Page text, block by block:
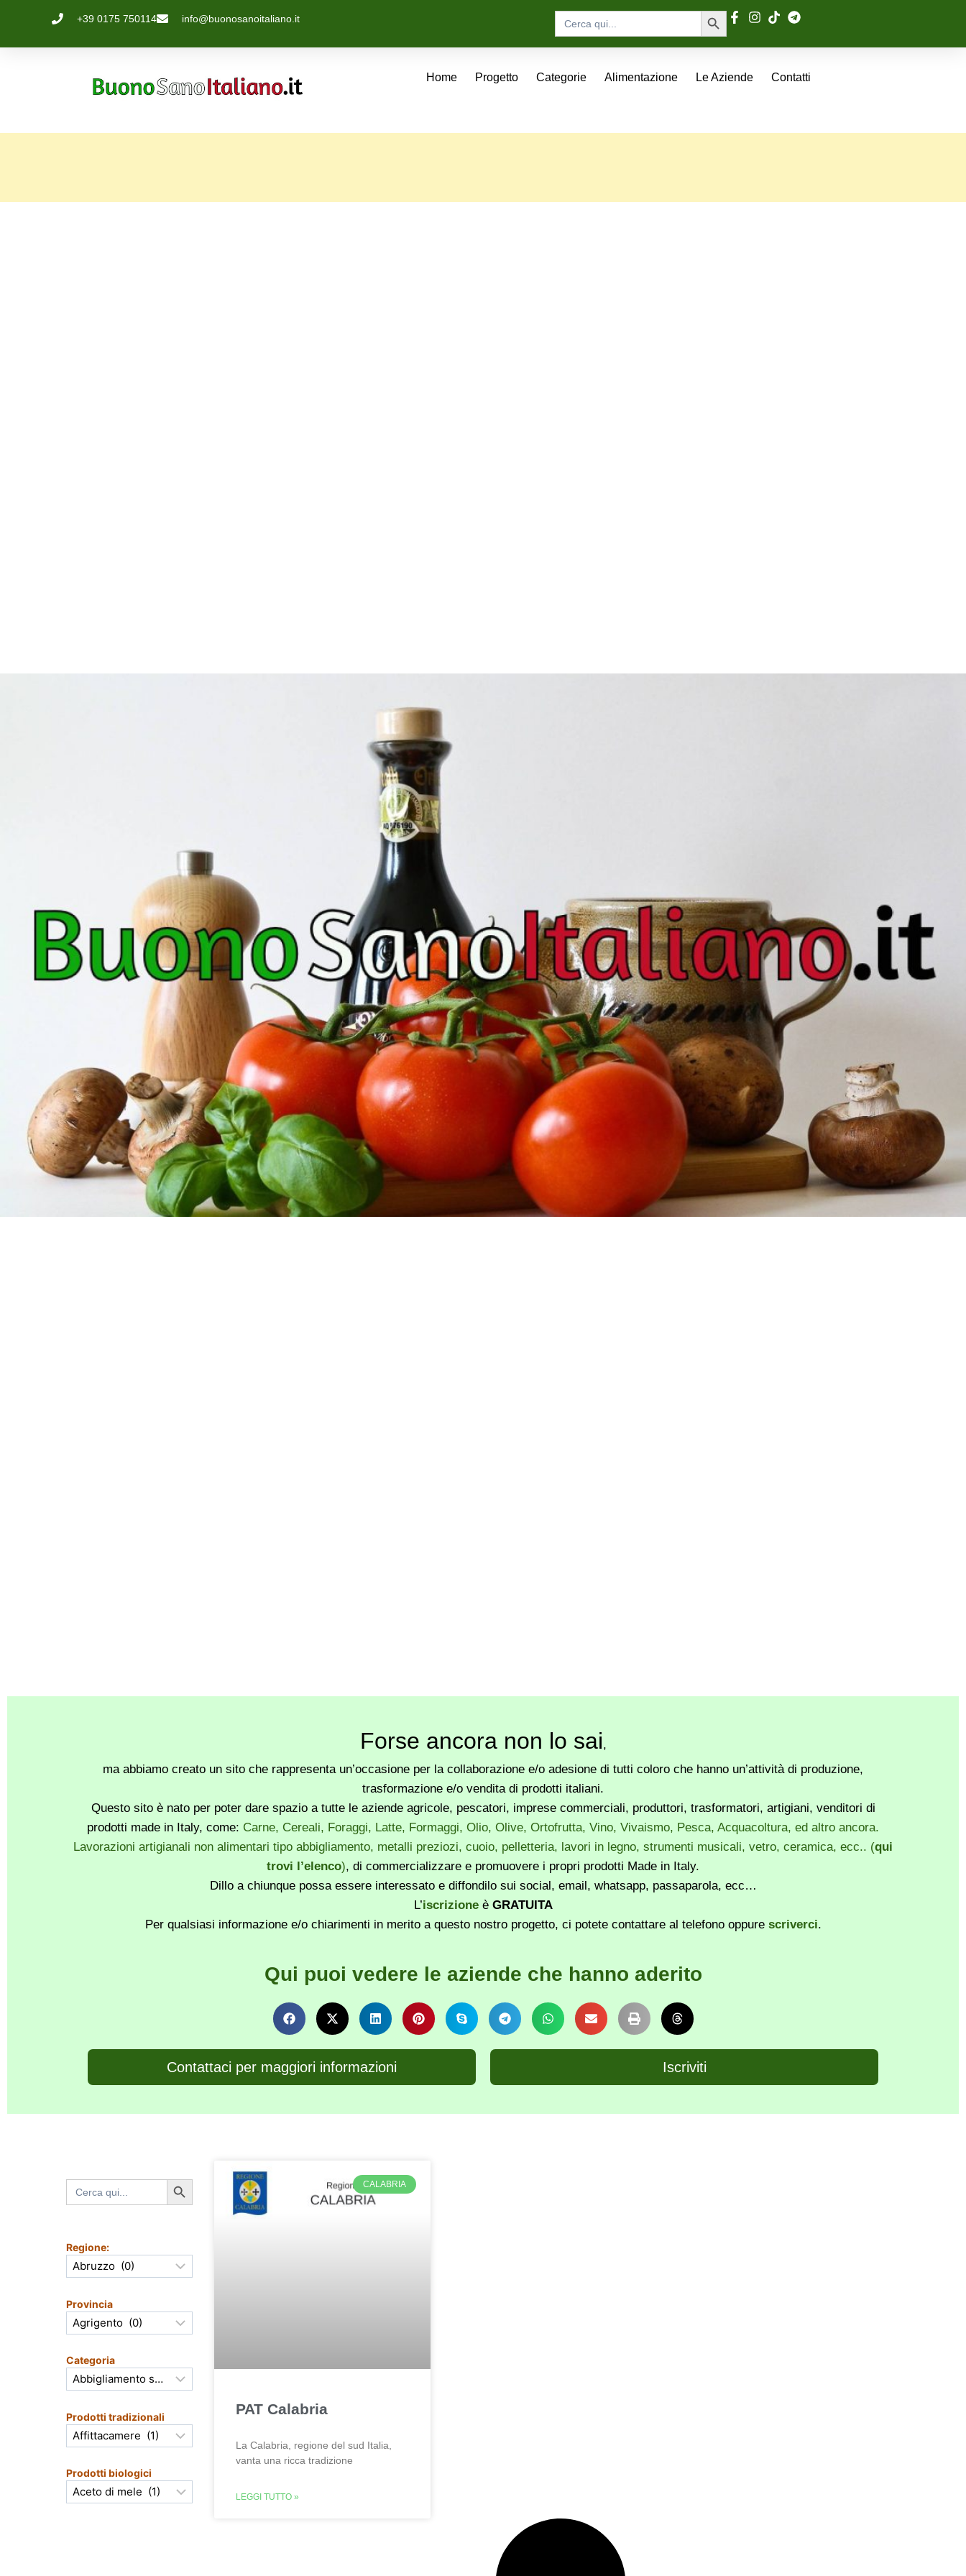
+39 0175 750114 info@buonosanoitaliano.it
Search
for:
Search Button
Home Progetto Categorie Alimentazione Le Aziende Contatti
Forse ancora non lo sai,
ma abbiamo creato un sito che rappresenta un’occasione per la collaborazione e/o adesione di tutti coloro che hanno un’attività di produzione,
trasformazione e/o vendita di prodotti italiani.
Questo sito è nato per poter dare spazio a tutte le aziende agricole, pescatori, imprese commerciali, produttori, trasformatori, artigiani, venditori di
prodotti made in Italy, come: Carne, Cereali, Foraggi, Latte, Formaggi, Olio, Olive, Ortofrutta, Vino, Vivaismo, Pesca, Acquacoltura, ed altro ancora.
Lavorazioni artigianali non alimentari tipo abbigliamento, metalli preziozi, cuoio, pelletteria, lavori in legno, strumenti musicali, vetro, ceramica, ecc.. (qui
trovi l’elenco), di commercializzare e promuovere i propri prodotti Made in Italy.
Dillo a chiunque possa essere interessato e diffondilo sui social, email, whatsapp, passaparola, ecc…
L’iscrizioneè GRATUITA
Per qualsiasi informazione e/o chiarimenti in merito a questo nostro progetto, ci potete contattare al telefono oppure scriverci.
Qui puoi vedere le aziende che hanno aderito
Contattaci per maggiori informazioni Iscriviti
Search
for:
Search Button
Regione:
Provincia
Categoria
Prodotti tradizionali
Prodotti biologici
CALABRIA
PAT Calabria
La Calabria, regione del sud Italia,
vanta una ricca tradizione
LEGGI TUTTO »